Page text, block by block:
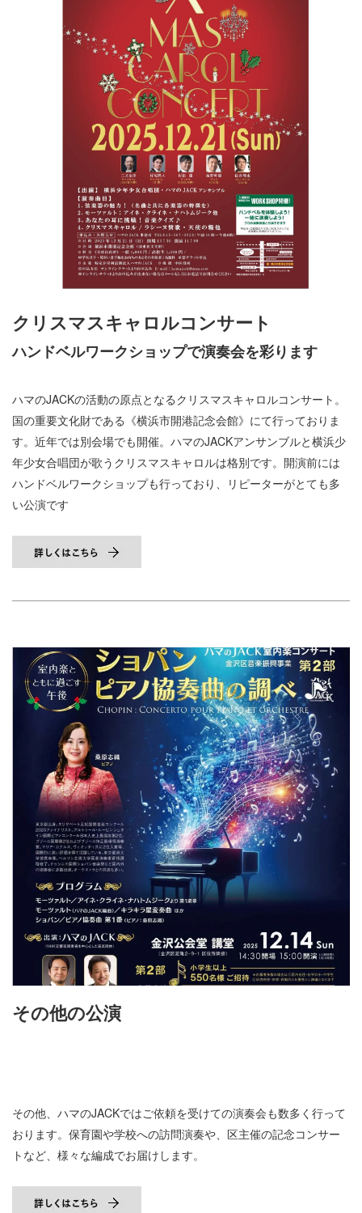
クリスマスキャロルコンサート
ハンドベルワークショップで演奏会を彩ります
ハマのJACKの活動の原点となるクリスマスキャロルコンサート。
国の重要文化財である《横浜市開港記念会館》にて行っておりま
す。近年では別会場でも開催。ハマのJACKアンサンブルと横浜少
年少女合唱団が歌うクリスマスキャロルは格別です。開演前には
ハンドベルワークショップも行っており、リピーターがとても多
い公演です
その他の公演
その他、ハマのJACKではご依頼を受けての演奏会も数多く行って
おります。保育園や学校への訪問演奏や、区主催の記念コンサー
トなど、様々な編成でお届けします。